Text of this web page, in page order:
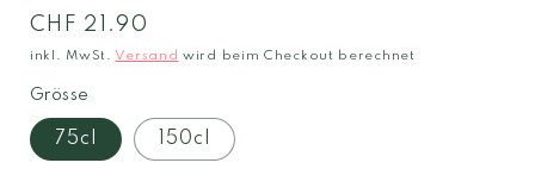
Normaler
Preis
CHF 21.90
inkl. MwSt.Versand wird beim Checkout berechnet
Grösse
75cl 150cl